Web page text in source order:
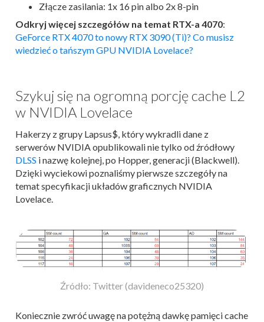
Złącze zasilania: 1x 16 pin albo 2x 8-pin
Odkryj więcej szczegółów na temat RTX-a 4070:
GeForce RTX 4070 to nowy RTX 3090 (Ti)? Co musisz
wiedzieć o tańszym GPU NVIDIA Lovelace?
Szykuj się na ogromną porcję cache L2
w NVIDIA Lovelace
Hakerzy z grupy Lapsus$, który wykradli dane z
serwerów NVIDIA opublikowali nie tylko od źródłowy
DLSS i nazwę kolejnej, po Hopper, generacji (Blackwell).
Dzięki wyciekowi poznaliśmy pierwsze szczegóły na
temat specyfikacji układów graficznych NVIDIA
Lovelace.
Źródło: Twitter (davideneco25320)
Koniecznie zwróć uwagę na potężną dawkę pamięci cache